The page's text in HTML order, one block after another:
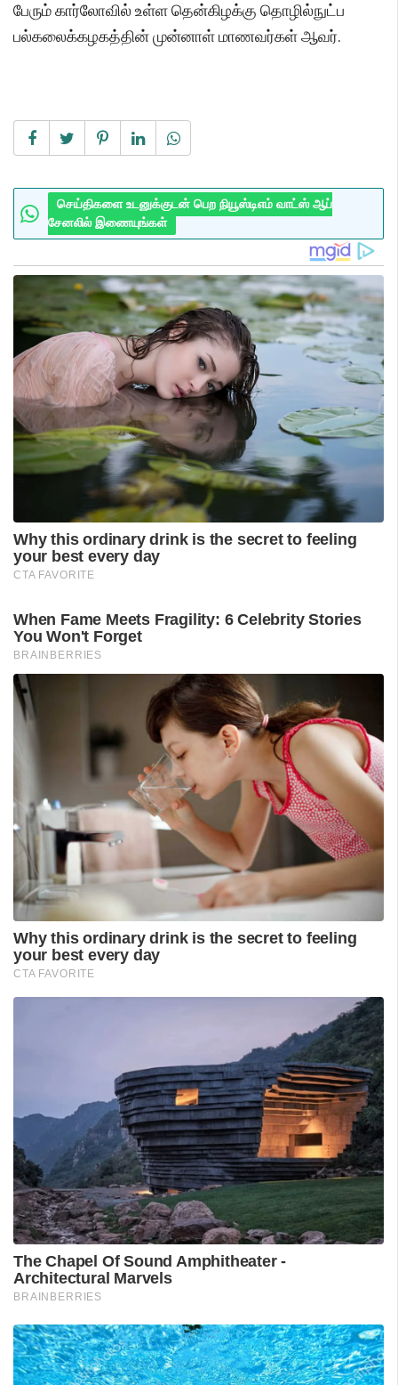
பேரும் கார்லோவில் உள்ள தென்கிழக்கு தொழில்நுட்ப
பல்கலைக்கழகத்தின் முன்னாள் மாணவர்கள் ஆவர்.
செய்திகளை உடனுக்குடன் பெற நியூஸ்டிஎம் வாட்ஸ் ஆப்
சேனலில் இணையுங்கள்